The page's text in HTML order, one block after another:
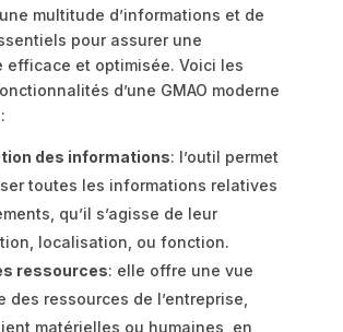
multitude d’informations et de
pour assurer une
efficace et optimisée. Voici les
d’une GMAO moderne
des informations: l’outil permet
toutes les informations relatives
qu’il s’agisse de leur
localisation, ou fonction.
ressources: elle offre une vue
des ressources de l’entreprise,
matérielles ou humaines, en